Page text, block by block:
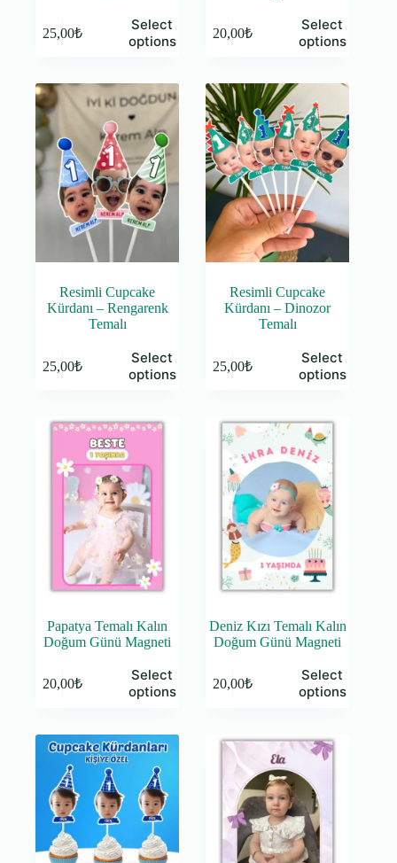
25,00₺
Select
options
20,00₺
Select
options
Resimli Cupcake
Kürdanı – Rengarenk
Temalı
25,00₺
Select
options
Resimli Cupcake
Kürdanı – Dinozor
Temalı
25,00₺
Select
options
Papatya Temalı Kalın
Doğum Günü Magneti
20,00₺
Select
options
Deniz Kızı Temalı Kalın
Doğum Günü Magneti
20,00₺
Select
options